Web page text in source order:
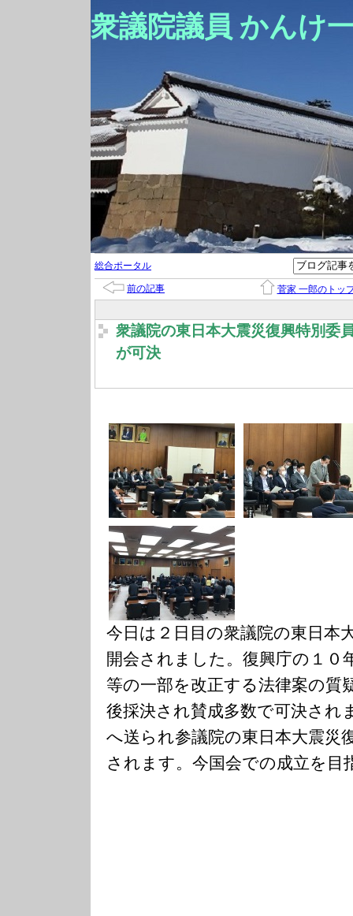
衆議院議員 かんけ
総合ポータル
前の記事 菅家 一郎のトッ
衆議院の東日本大震災復興特別委
が可決
今日は２日目の衆議院の東日本
開会されました。復興庁の１０
等の一部を改正する法律案の質
後採決され賛成多数で可決され
へ送られ参議院の東日本大震災
されます。今国会での成立を目